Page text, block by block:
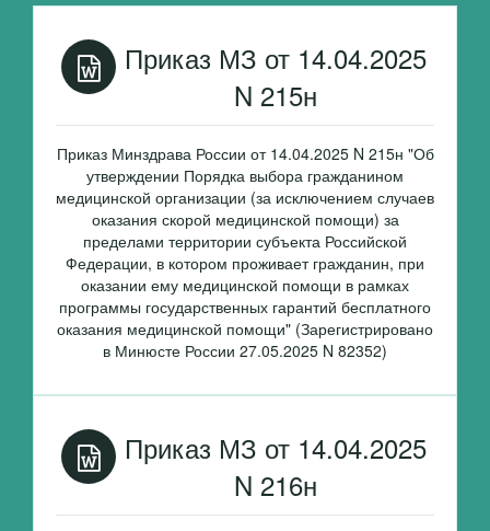
Приказ МЗ от 14.04.2025
N 215н
Приказ Минздрава России от 14.04.2025 N 215н "Об
утверждении Порядка выбора гражданином
медицинской организации (за исключением случаев
оказания скорой медицинской помощи) за
пределами территории субъекта Российской
Федерации, в котором проживает гражданин, при
оказании ему медицинской помощи в рамках
программы государственных гарантий бесплатного
оказания медицинской помощи" (Зарегистрировано
в Минюсте России 27.05.2025 N 82352)
Приказ МЗ от 14.04.2025
N 216н